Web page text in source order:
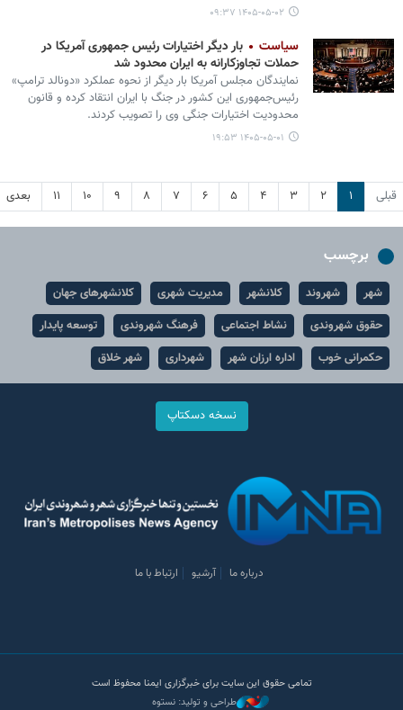
۱۴۰۵-۰۵-۰۲ ۰۹:۳۷
سیاست
بار دیگر اختیارات رئیس جمهوری آمریکا در
حملات تجاوزکارانه به ایران محدود شد
نمایندگان مجلس آمریکا بار دیگر از نحوه عملکرد «دونالد ترامپ»
رئیس‌جمهوری این کشور در جنگ با ایران انتقاد کرده و قانون
محدودیت اختیارات جنگی وی را تصویب کردند.
۱۴۰۵-۰۵-۰۱ ۱۹:۵۳
قبلی ۱ ۲ ۳ ۴ ۵ ۶ ۷ ۸ ۹ ۱۰ ۱۱ بعدی
برچسب
شهر شهروند کلانشهر مدیریت شهری
کلانشهرهای جهان
حقوق شهروندی
نشاط اجتماعی فرهنگ شهروندی
توسعه پایدار
حکمرانی خوب
اداره ارزان شهر شهرداری شهر خلاق
نسخه دسکتاپ
درباره ما آرشیو ارتباط با ما
تمامی حقوق این سایت برای خبرگزاری ایمنا محفوظ است
طراحی و تولید: نستوه